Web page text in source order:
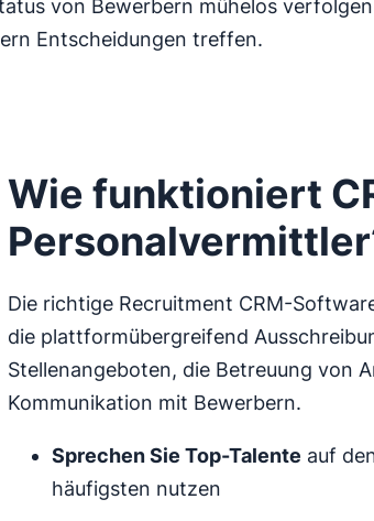
von Bewerbern mühelos
Entscheidungen treffen.
Wie funktioniert
Die richtige Recruitment CRM-
die plattformübergreifend
Stellenangeboten, die Betreuung von
Kommunikation mit Bewerbern.
Sprechen Sie Top-Talente auf
häufigsten nutzen